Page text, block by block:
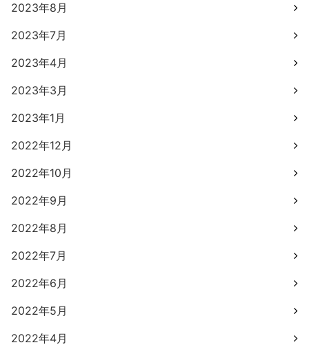
2023年8月
2023年7月
2023年4月
2023年3月
2023年1月
2022年12月
2022年10月
2022年9月
2022年8月
2022年7月
2022年6月
2022年5月
2022年4月